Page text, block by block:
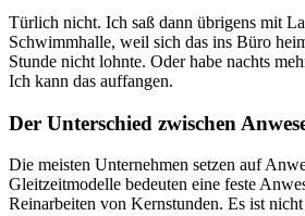
Türlich nicht. Ich saß dann übrigens mit
Schwimmhalle, weil sich das ins Büro
Stunde nicht lohnte. Oder habe nachts
Ich kann das auffangen.
Der Unterschied zwischen
Die meisten Unternehmen setzen auf
Gleitzeitmodelle bedeuten eine feste
Reinarbeiten von Kernstunden. Es ist